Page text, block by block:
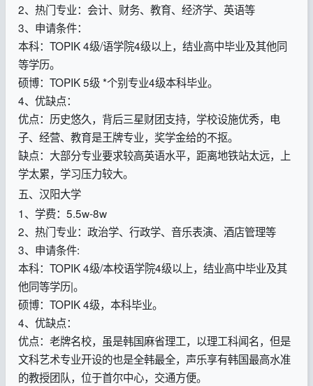
2、热门专业：会计、财务、教育、经济学、英语等
3、申请条件：
本科：TOPIK 4级/语学院4级以上，结业高中毕业及其他同
等学历。
硕博：TOPIK 5级 *个别专业4级本科毕业。
4、优缺点：
优点：历史悠久，背后三星财团支持，学校设施优秀，电
子、经营、教育是王牌专业，奖学金给的不抠。
缺点：大部分专业要求较高英语水平，距离地铁站太远，上
学太累，学习压力较大。
五、汉阳大学
1、学费：5.5w-8w
2、热门专业：政治学、行政学、音乐表演、酒店管理等
3、申请条件:
本科：TOPIK 4级/本校语学院4级以上，结业高中毕业及其
他同等学历|。
硕博：TOPIK 4级，本科毕业。
4、优缺点：
优点：老牌名校，虽是韩国麻省理工，以理工科闻名，但是
文科艺术专业开设的也是全韩最全，声乐享有韩国最高水准
的教授团队，位于首尔中心，交通方便。